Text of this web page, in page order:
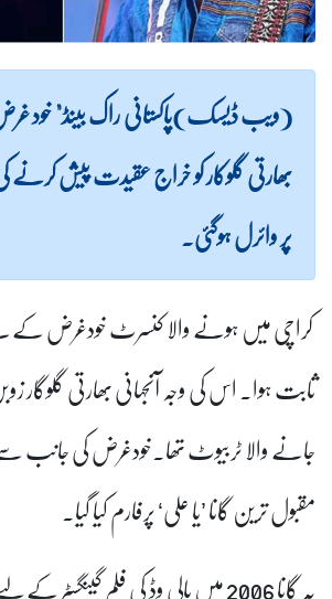
(ویب ڈیسک)پاکستانی راک بینڈ" خود
بھارتی گلوکار کو خراج عقیدت پیش کرنے
پر وائرل ہوگئی۔
کراچی میں ہونے والا کنسرٹ خودغرض کے
ثابت ہوا۔ اس کی وجہ آنجہانی بھارتی گلوگار
جانے والا ٹربیوٹ تھا۔خودغرض کی جانب
مقبول ترین گانا ’یا علی‘ پرفارم کیا گیا۔